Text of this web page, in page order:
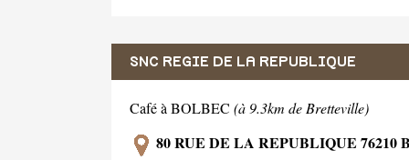
SNC REGIE DE LA REPUBLIQUE
Café à BOLBEC (à 9.3km de Bretteville)
80 RUE DE LA REPUBLIQUE 76210